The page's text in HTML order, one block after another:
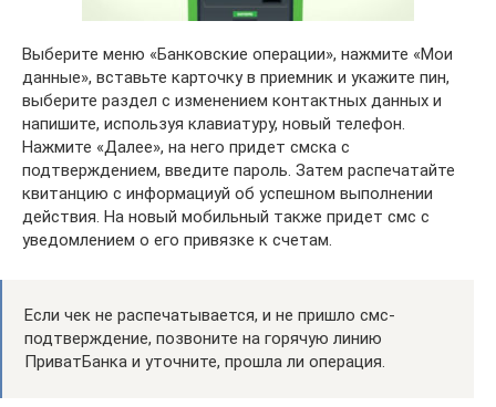
Выберите меню «Банковские операции», нажмите «Мои
данные», вставьте карточку в приемник и укажите пин,
выберите раздел с изменением контактных данных и
напишите, используя клавиатуру, новый телефон.
Нажмите «Далее», на него придет смска с
подтверждением, введите пароль. Затем распечатайте
квитанцию с информациуй об успешном выполнении
действия. На новый мобильный также придет смс с
уведомлением о его привязке к счетам.
Если чек не распечатывается, и не пришло смс-
подтверждение, позвоните на горячую линию
ПриватБанка и уточните, прошла ли операция.